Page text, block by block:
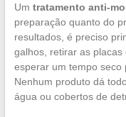
Um tratamento anti-
preparação quanto do
resultados, é preciso
galhos, retirar as placas
esperar um tempo seco
Nenhum produto dá
água ou cobertos de